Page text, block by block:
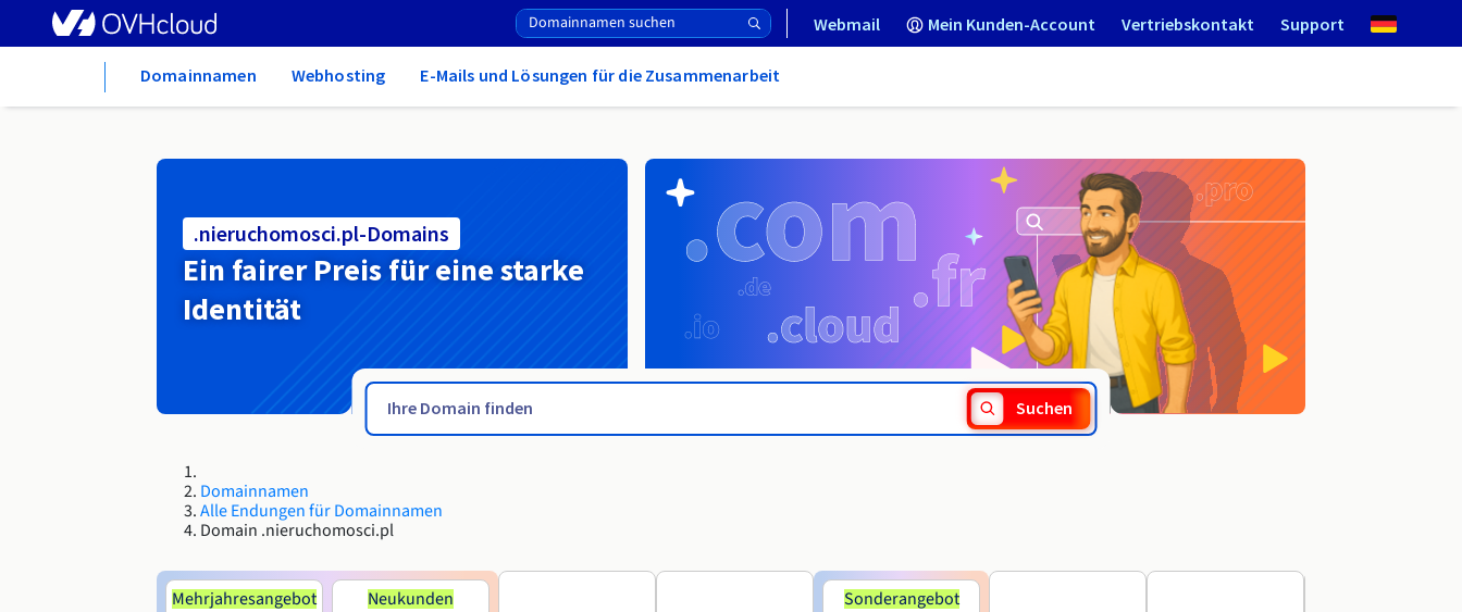
Webmail Mein Kunden-Account Vertriebskontakt Support
Domainnamen Webhosting E-Mails und Lösungen für die Zusammenarbeit
.nieruchomosci.pl-Domains
Ein fairer Preis für eine starke
Identität
Suchen
Domainnamen
Alle Endungen für Domainnamen
Domain .nieruchomosci.pl
Mehrjahresangebot
Neukunden
Sonderangebot